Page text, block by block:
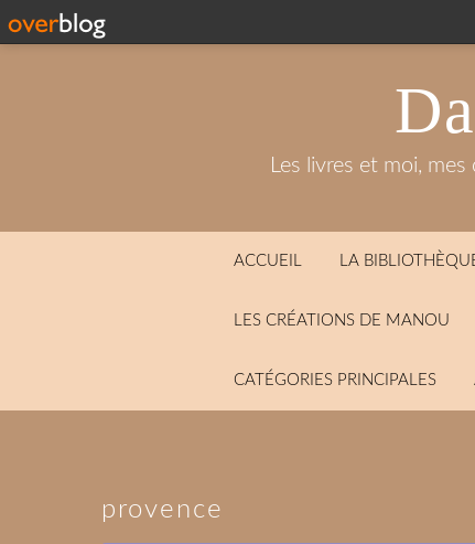
Les livres et moi,
ACCUEIL LA
LES CRÉATIONS DE MANOU
CATÉGORIES PRINCIPALES
provence